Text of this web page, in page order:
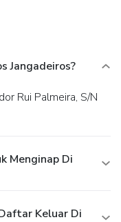
Jangadeiros?
Menginap Di
Keluar Di